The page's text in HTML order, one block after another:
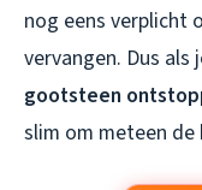
nog eens verplicht
vervangen. Dus
gootsteen
slim om meteen